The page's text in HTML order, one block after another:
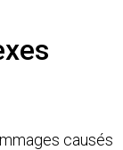
causés